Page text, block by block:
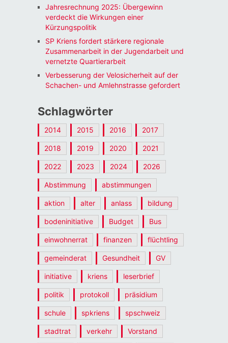
Jahresrechnung 2025: Übergewinn
verdeckt die Wirkungen einer
Kürzungspolitik
SP Kriens fordert stärkere regionale
Zusammenarbeit in der Jugendarbeit und
vernetzte Quartierarbeit
Verbesserung der Velosicherheit auf der
Schachen- und Amlehnstrasse gefordert
Schlagwörter
2014 2015 2016 2017
2018 2019 2020 2021
2022 2023 2024 2026
Abstimmung abstimmungen
aktion alter anlass bildung
bodeninitiative Budget Bus
einwohnerrat finanzen flüchtling
gemeinderat Gesundheit GV
initiative kriens leserbrief
politik protokoll präsidium
schule spkriens spschweiz
stadtrat verkehr Vorstand